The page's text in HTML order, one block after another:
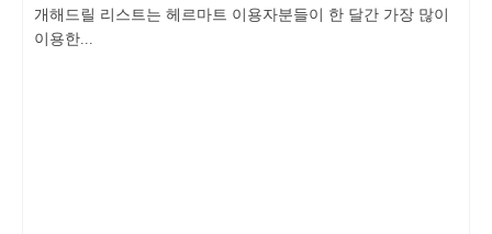
개해드릴 리스트는 헤르마트 이용자분들이 한 달간 가장 많이
이용한...